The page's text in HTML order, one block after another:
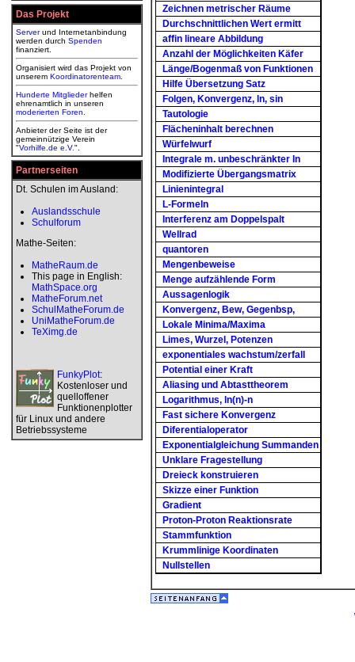
Das Projekt
Serverund Internetanbindung
werden durch Spenden
finanziert.
Organisiert wird das Projekt von
unserem Koordinatorenteam
Hunderte Mitgliederhelfen
ehrenamtlich in unseren
moderierten Foren
Anbieter der Seite ist der
gemeinnützige Verein
"Vorhilfe.de e.V.".
Partnerseiten
Dt. Schulen im Ausland:
Auslandsschule
Schulforum
Mathe-Seiten:
MatheRaum.de
This page in English:
MathSpace.org
MatheForum.net
SchulMatheForum.de
UniMatheForum.de
TeXimg.de
FunkyPlot:
Kostenloser und
quelloffener
Funktionenplotter
für Linux und andere
Betriebssysteme
Zeichnen metrischer Räume
Durchschnittlichen Wert ermitt
affin lineare Abbildung
Anzahl der Möglichkeiten Käfer
Länge/Bogenmaß von Funktionen
Hilfe Übersetzung Satz
Folgen, Konvergenz, ln, sin
Tautologie
Flächeninhalt berechnen
Würfelwurf
Integrale m. unbeschränkter In
Modifizierte Übergangsmatrix
Linienintegral
L-Formeln
Interferenz am Doppelspalt
Wellrad
quantoren
Mengenbeweise
Menge aufzählende Form
Aussagenlogik
Konvergenz, Bew, Gegenbsp,
Lokale Minima/Maxima
Limes, Wurzel, Potenzen
exponentiales wachstum/zerfall
Potential einer Kraft
Aliasing und Abtasttheorem
Logarithmus, ln(n)-n
Fast sichere Konvergenz
Diferentialoperator
Exponentialgleichung Summanden
Unklare Fragestellung
Dreieck konstruieren
Skizze einer Funktion
Gradient
Proton-Proton Reaktionsrate
Stammfunktion
Krummlinige Koordinaten
Nullstellen